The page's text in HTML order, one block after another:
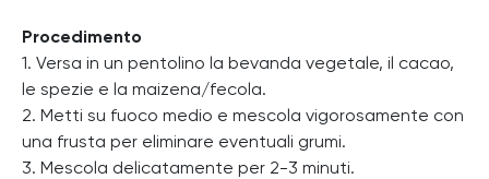
Procedimento
1. Versa in un pentolino la bevanda vegetale, il cacao,
le spezie e la maizena/fecola.
2. Metti su fuoco medio e mescola vigorosamente con
una frusta per eliminare eventuali grumi.
3. Mescola delicatamente per 2-3 minuti.